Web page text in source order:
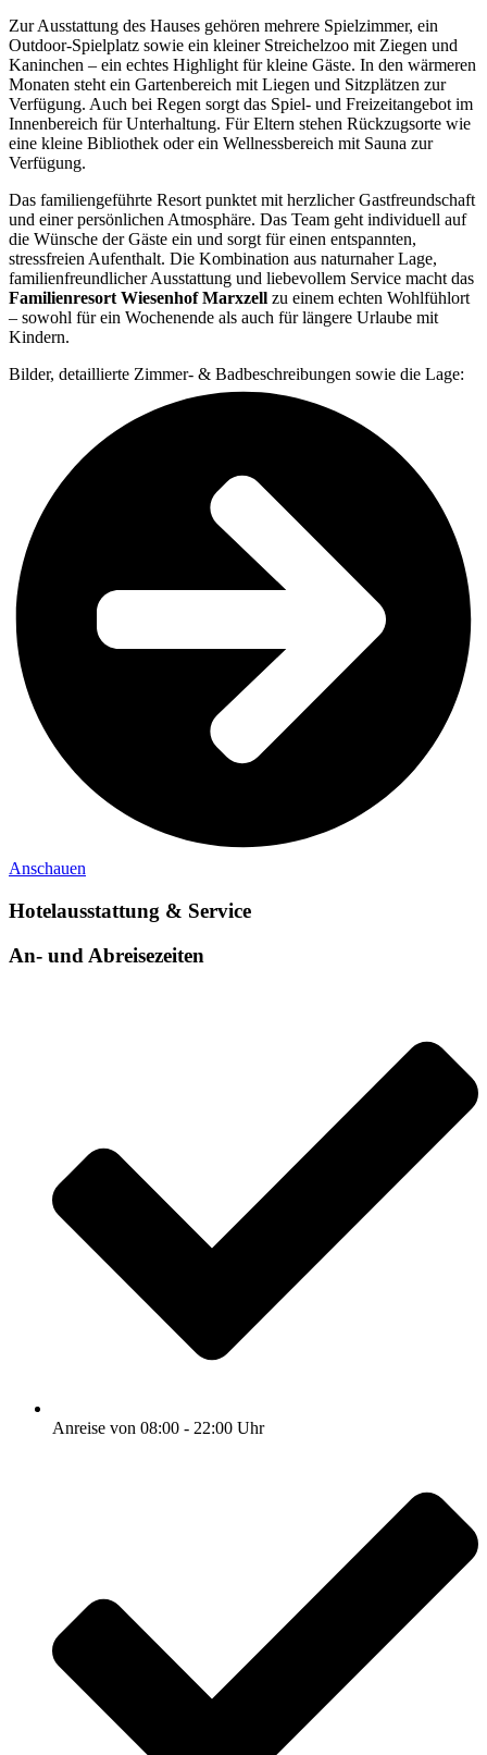
Zur Ausstattung des Hauses gehören mehrere Spielzimmer, ein
Outdoor-Spielplatz sowie ein kleiner Streichelzoo mit Ziegen und
Kaninchen – ein echtes Highlight für kleine Gäste. In den wärmeren
Monaten steht ein Gartenbereich mit Liegen und Sitzplätzen zur
Verfügung. Auch bei Regen sorgt das Spiel- und Freizeitangebot im
Innenbereich für Unterhaltung. Für Eltern stehen Rückzugsorte wie
eine kleine Bibliothek oder ein Wellnessbereich mit Sauna zur
Verfügung.
Das familiengeführte Resort punktet mit herzlicher Gastfreundschaft
und einer persönlichen Atmosphäre. Das Team geht individuell auf
die Wünsche der Gäste ein und sorgt für einen entspannten,
stressfreien Aufenthalt. Die Kombination aus naturnaher Lage,
familienfreundlicher Ausstattung und liebevollem Service macht das
Familienresort Wiesenhof Marxzell zu einem echten Wohlfühlort
– sowohl für ein Wochenende als auch für längere Urlaube mit
Kindern.
Bilder, detaillierte Zimmer- & Badbeschreibungen sowie die Lage:
Anschauen
Hotelausstattung & Service
An- und Abreisezeiten
Anreise von 08:00 - 22:00 Uhr